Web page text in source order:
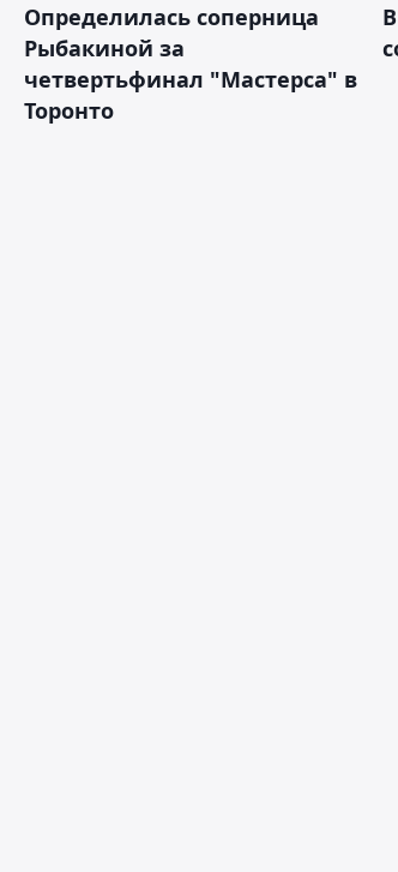
Определилась соперница
Рыбакиной за
четвертьфинал "Мастерса" в
Торонто